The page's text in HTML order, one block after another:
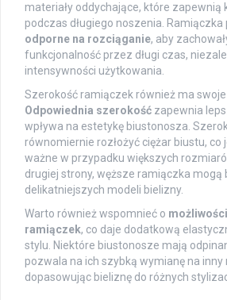
materiały oddychające, które
podczas długiego noszenia.
odporne na rozciąganie, aby
funkcjonalność przez długi czas,
intensywności użytkowania.
Szerokość ramiączek również ma
Odpowiednia szerokość zapewnia
wpływa na estetykę biustonosza.
równomiernie rozłożyć ciężar biustu, co
ważne w przypadku większych
drugiej strony, węższe ramiączka mogą
delikatniejszych modeli bielizny.
Warto również wspomnieć o
ramiączek, co daje dodatkową
stylu. Niektóre biustonosze mają
pozwala na ich szybką wymianę na inny
dopasowując bieliznę do różnych